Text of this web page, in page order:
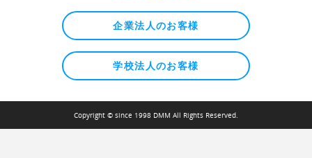
企業法人のお客様
学校法人のお客様
Copyright © since 1998 DMM All Rights Reserved.